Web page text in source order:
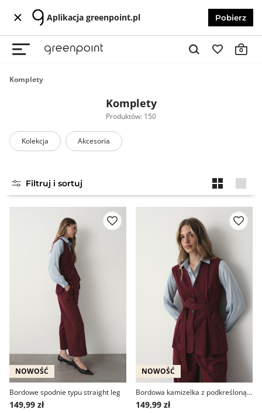
Aplikacja greenpoint.pl Pobierz
0
Komplety
Komplety
Produktów: 150
Kolekcja Akcesoria
Filtruj i sortuj
NOWOŚĆ
Bordowe spodnie typu straight leg
149,99 zł
NOWOŚĆ
Bordowa kamizelka z podkreśloną talią
149,99 zł